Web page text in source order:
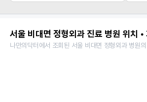
서울 비대면 정형외과 진료 병원 위치
나만의닥터에서 조회된 서울 비대면 정형외과 병원